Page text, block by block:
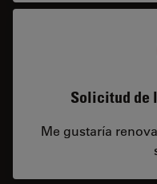
Solicitud de
Me gustaría